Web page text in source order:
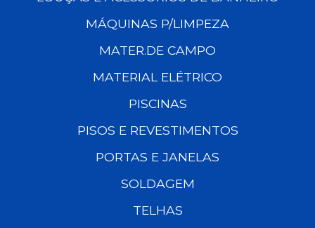
MÁQUINAS P/LIMPEZA
MATER.DE CAMPO
MATERIAL ELÉTRICO
PISCINAS
PISOS E REVESTIMENTOS
PORTAS E JANELAS
SOLDAGEM
TELHAS